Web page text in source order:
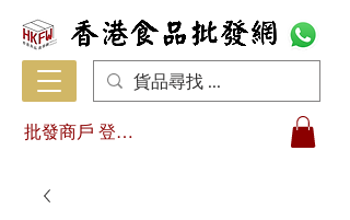
批發商戶 登入/註冊